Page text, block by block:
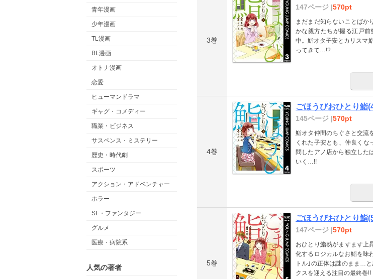
青年漫画
少年漫画
TL漫画
BL漫画
オトナ漫画
恋愛
ヒューマンドラマ
ギャグ・コメディー
職業・ビジネス
サスペンス・ミステリー
歴史・時代劇
スポーツ
アクション・アドベンチャー
ホラー
SF・ファンタジー
グルメ
医療・病院系
人気の著者
3巻
147ページ |570pt
まだまだ知らないことばか
かな親方たちが握る江戸
中。鮨オタ子安とカリスマ
ってきて…!?
4巻
ごほうびおひとり鮨
145ページ |570pt
鮨オタ仲間のちぐさと交流
くれた子安とも、仲良く
問したアノ店から独立した
いく…!!
5巻
ごほうびおひとり鮨
147ページ |570pt
おひとり鮨熱がますます上
化するロジカルなお鮨を味
トル｣の正体は謎のまま…
クスを迎える注目の最終巻!!